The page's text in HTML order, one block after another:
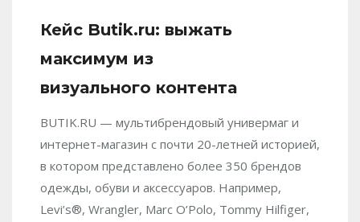
Кейс Butik.ru: выжать
максимум из
визуального контента
BUTIK.RU — мультибрендовый универмаг и
интернет-магазин с почти 20-летней историей,
в котором представлено более 350 брендов
одежды, обуви и аксессуаров. Например,
Levi’s®, Wrangler, Marc O’Polo, Tommy Hilfiger,